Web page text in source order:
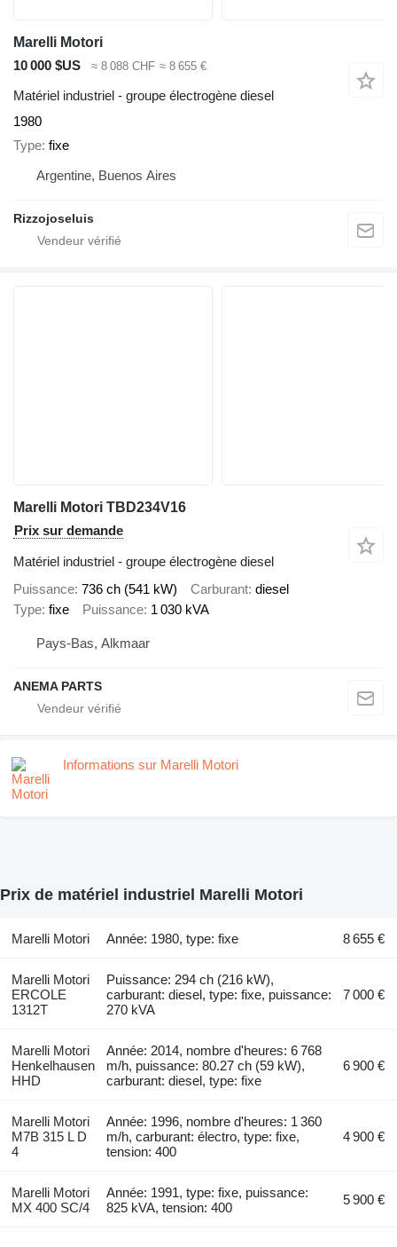
Marelli Motori
10 000 $US
≈ 8 088 CHF ≈ 8 655 €
Matériel industriel - groupe électrogène diesel
1980
Type fixe
Argentine, Buenos Aires
Rizzojoseluis
Marelli Motori TBD234V16
Prix sur demande
Matériel industriel - groupe électrogène diesel
Puissance 736 ch (541 kW) Carburant diesel
Type fixe Puissance 1 030 kVA
Pays-Bas, Alkmaar
ANEMA PARTS
Informations sur Marelli Motori
Prix de matériel industriel Marelli Motori
Marelli Motori Année: 1980, type: fixe 8 655 €
Marelli Motori
ERCOLE
1312T
Puissance: 294 ch (216 kW),
carburant: diesel, type: fixe, puissance:
270 kVA
7 000 €
Marelli Motori
Henkelhausen
HHD
Année: 2014, nombre d'heures: 6 768
m/h, puissance: 80.27 ch (59 kW),
carburant: diesel, type: fixe
6 900 €
Marelli Motori
M7B 315 L D
4
Année: 1996, nombre d'heures: 1 360
m/h, carburant: électro, type: fixe,
tension: 400
4 900 €
Marelli Motori
MX 400 SC/4
Année: 1991, type: fixe, puissance:
825 kVA, tension: 400
5 900 €